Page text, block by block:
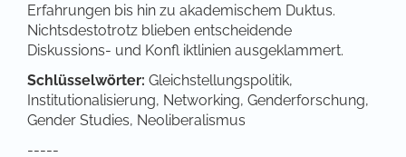
Erfahrungen bis hin zu akademischem Duktus.
Nichtsdestotrotz blieben entscheidende
Diskussions- und Konfl iktlinien ausgeklammert.
Schlüsselwörter: Gleichstellungspolitik,
Institutionalisierung, Networking, Genderforschung,
Gender Studies, Neoliberalismus
-----